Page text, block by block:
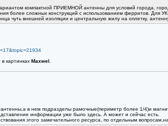
компактной ПРИЕМНОЙ антенны для условий города,
более сложных конструкций с использованием ферритов.
чуть внешней изоляции и центральную жилу на оплетку,
картинках Maxwel
в нем подразделы рамочные(периметр более 1/4)и
информации уже было здесь. А может и сейчас есть.
этого замечательного ресурса, по отдельным